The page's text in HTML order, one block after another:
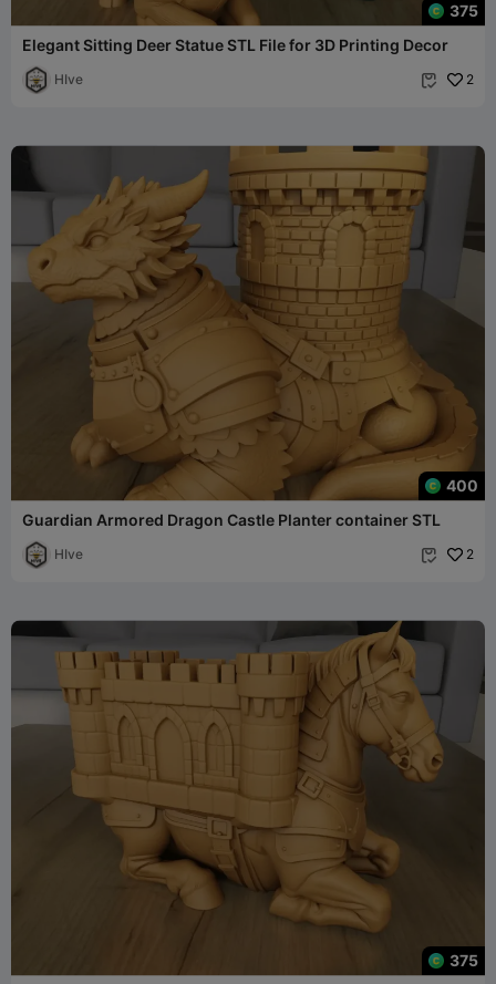
375
Elegant Sitting Deer Statue STL File for 3D Printing Decor
HIve  2
400
Guardian Armored Dragon Castle Planter container STL
HIve  2
375